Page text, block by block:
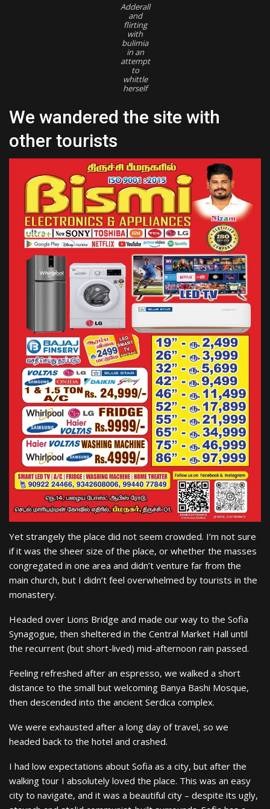
Adderall
and
flirting
with
bulimia
in an
attempt
to
whittle
herself
We wandered the site with
other tourists
Yet strangely the place did not seem crowded. I’m not sure
if it was the sheer size of the place, or whether the masses
congregated in one area and didn’t venture far from the
main church, but I didn’t feel overwhelmed by tourists in the
monastery.
Headed over Lions Bridge and made our way to the Sofia
Synagogue, then sheltered in the Central Market Hall until
the recurrent (but short-lived) mid-afternoon rain passed.
Feeling refreshed after an espresso, we walked a short
distance to the small but welcoming Banya Bashi Mosque,
then descended into the ancient Serdica complex.
We were exhausted after a long day of travel, so we
headed back to the hotel and crashed.
I had low expectations about Sofia as a city, but after the
walking tour I absolutely loved the place. This was an easy
city to navigate, and it was a beautiful city – despite its ugly,